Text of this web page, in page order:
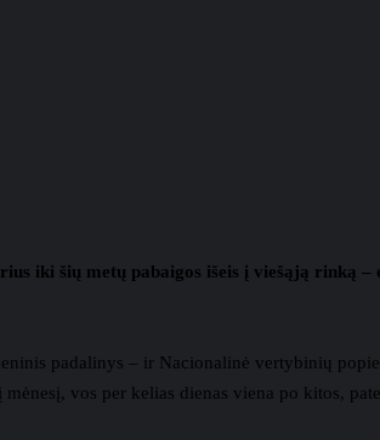
iki šių metų pabaigos išeis į viešąją rinką
padalinys – ir Nacionalinė vertybinių
vos per kelias dienas viena po kitos,